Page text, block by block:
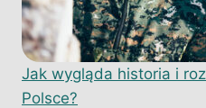
Jak wygląda historia i
Polsce?